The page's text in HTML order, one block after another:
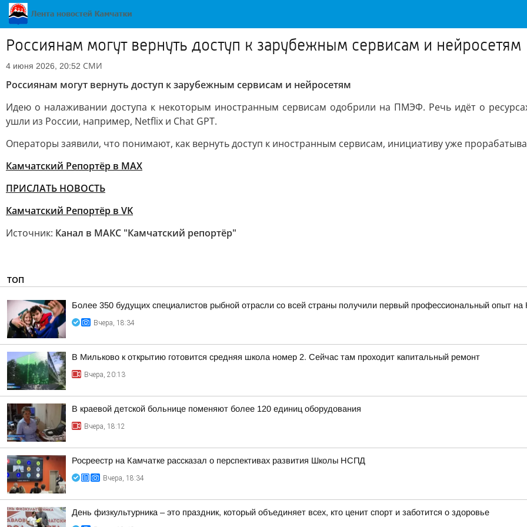
Россиянам могут вернуть доступ к зарубежным сервисам и нейросетям
4 июня 2026, 20:52 СМИ
Россиянам могут вернуть доступ к зарубежным сервисам и нейросетям
Идею о налаживании доступа к некоторым иностранным сервисам одобрили на ПМЭФ. Речь идёт о
ушли из России, например, Netflix и Chat GPT.
Операторы заявили, что понимают, как вернуть доступ к иностранным сервисам, инициативу уже
Камчатский Репортёр в MAX
ПРИСЛАТЬ НОВОСТЬ
Камчатский Репортёр в VK
Источник: Канал в МАКС "Камчатский репортёр"
ТОП
Более 350 будущих специалистов рыбной отрасли со всей страны получили первый профессиональный опыт на
Вчера, 18:34
В Мильково к открытию готовится средняя школа номер 2. Сейчас там проходит капитальный ремонт
Вчера, 20:13
В краевой детской больнице поменяют более 120 единиц оборудования
Вчера, 18:12
Росреестр на Камчатке рассказал о перспективах развития Школы НСПД
Вчера, 18:34
День физкультурника – это праздник, который объединяет всех, кто ценит спорт и заботится о здоровье